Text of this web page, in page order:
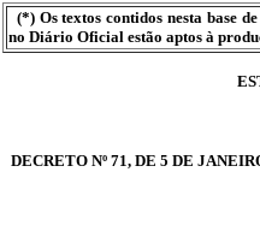
(*) Os textos contidos nesta base
no Diário Oficial estão aptos à
DECRETO Nº 71, DE 5 DE